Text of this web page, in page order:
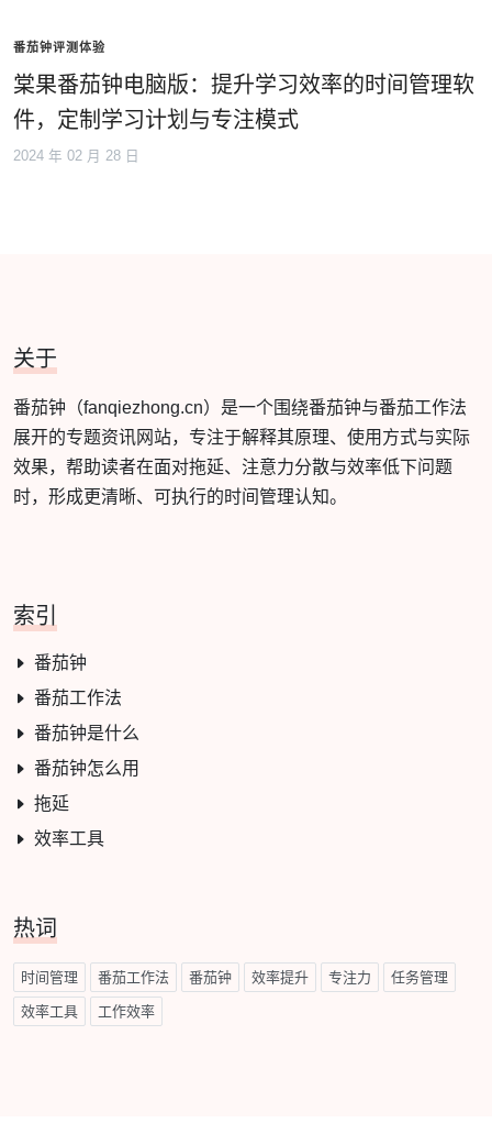
番茄钟评测体验
棠果番茄钟电脑版：提升学习效率的时间管理软
件，定制学习计划与专注模式
2024 年 02 月 28 日
关于
番茄钟（fanqiezhong.cn）是一个围绕番茄钟与番茄工作法
展开的专题资讯网站，专注于解释其原理、使用方式与实际
效果，帮助读者在面对拖延、注意力分散与效率低下问题
时，形成更清晰、可执行的时间管理认知。
索引
番茄钟
番茄工作法
番茄钟是什么
番茄钟怎么用
拖延
效率工具
热词
时间管理 番茄工作法 番茄钟 效率提升 专注力 任务管理
效率工具 工作效率